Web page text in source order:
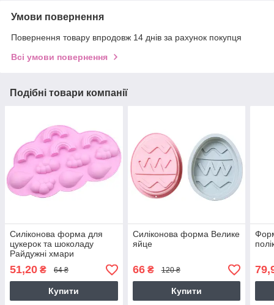
Умови повернення
Повернення товару впродовж 14 днів за рахунок покупця
Всі умови повернення
Подібні товари компанії
Силіконова форма для
цукерок та шоколаду
Райдужні хмари
51,20 ₴ 64 ₴
Купити
Силіконова форма Велике
яйце
66₴ 120 ₴
Купити